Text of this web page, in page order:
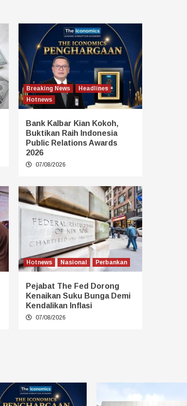
Breaking News
Headlines
Hotnews
Bank Kalbar Kian Kokoh,
Buktikan Raih Indonesia
Public Relations Awards
2026
07/08/2026
Hotnews Nasional Perbankan
Pejabat The Fed Dorong
Kenaikan Suku Bunga Demi
Kendalikan Inflasi
07/08/2026